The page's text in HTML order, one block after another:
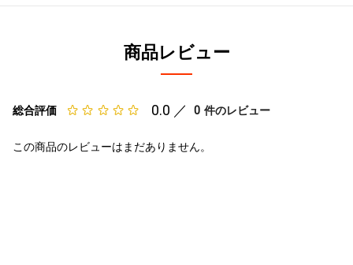
商品レビュー
総合評価 0.0 ／ 0 件のレビュー
この商品のレビューはまだありません。